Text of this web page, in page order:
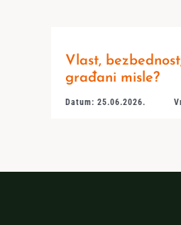
Vlast,
građani misle?
Datum: 25.06.2026.